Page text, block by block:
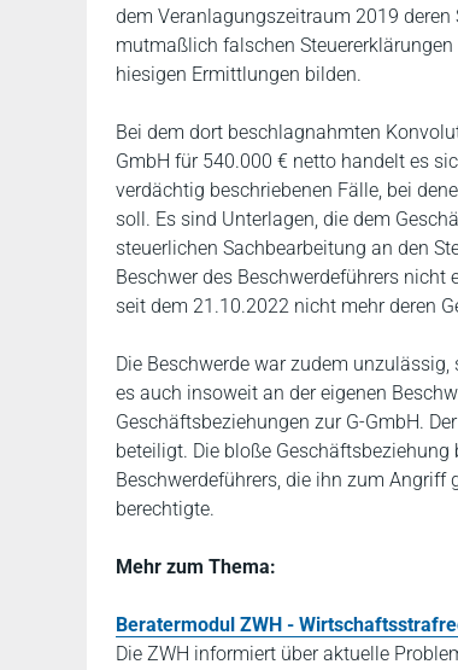
dem Veranlagungszeitraum 2019
mutmaßlich falschen
hiesigen Ermittlungen bilden.
Bei dem dort beschlagnahmten
GmbH für 540.000 € netto handelt es
verdächtig beschriebenen Fälle, bei
soll. Es sind Unterlagen, die dem
steuerlichen Sachbearbeitung an den
Beschwer des Beschwerdeführers nicht
seit dem 21.10.2022 nicht mehr deren
Die Beschwerde war zudem
es auch insoweit an der eigenen
Geschäftsbeziehungen zur G-GmbH.
beteiligt. Die bloße
Beschwerdeführers, die ihn zum Angriff
berechtigte.
Mehr zum Thema:
Beratermodul ZWH -
Die ZWH informiert über aktuelle